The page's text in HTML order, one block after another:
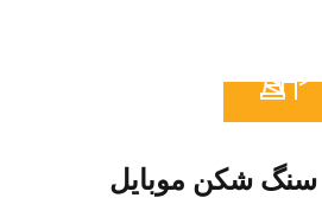
سنگ شکن موبایل